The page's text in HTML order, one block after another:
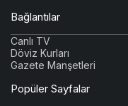
Bağlantılar
Canlı TV
Döviz Kurları
Gazete Manşetleri
Popüler Sayfalar